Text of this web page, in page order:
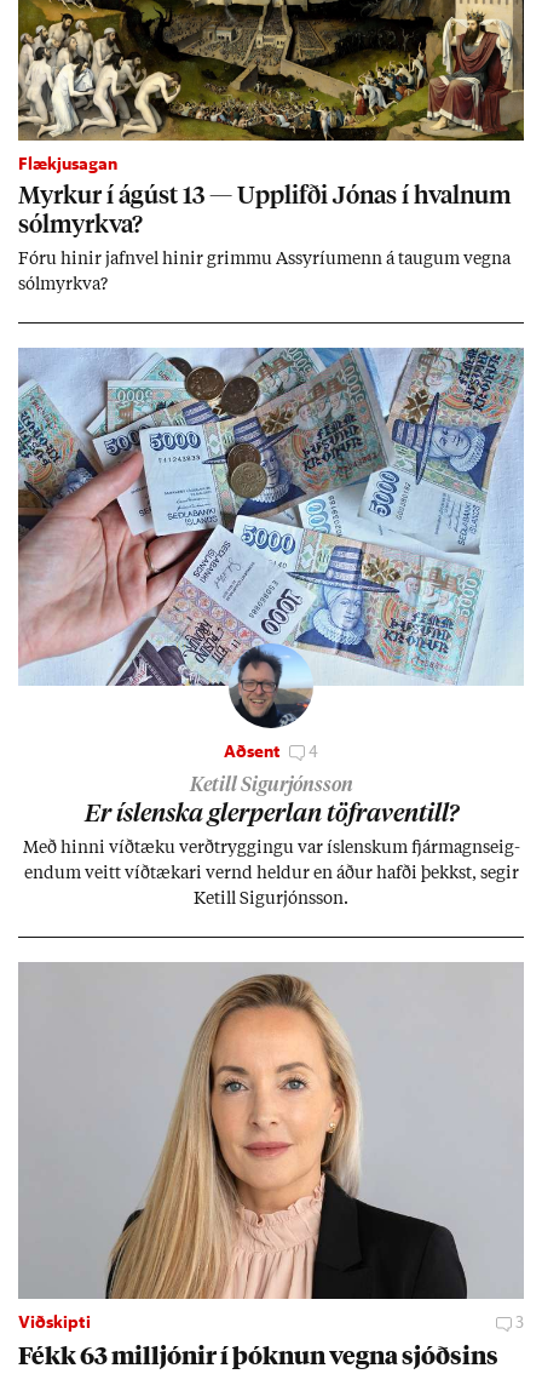
Flækjusagan
Myrk­ur í ág­úst 13 — Upp­lifði Jón­as í hvaln­um
sól­myrkva?
Fóru hinir jafn­vel hinir grimmu Ass­yríu­menn á taug­um vegna
sól­myrkva?
Aðsent 4
Ketill Sigurjónsson
Er ís­lenska glerperl­an töfra­ventill?
Með hinni víð­tæku verð­trygg­ingu var ís­lensk­um fjár­magns­eig­
end­um veitt víð­tæk­ari vernd held­ur en áð­ur hafði þekkst, seg­ir
Ketill Sig­ur­jóns­son.
Viðskipti 3
Fékk 63 millj­ón­ir í þókn­un vegna sjóðs­ins